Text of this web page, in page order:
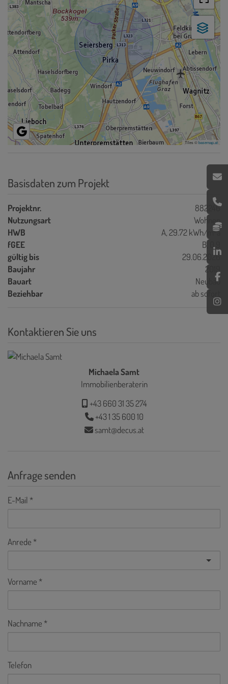
Tiles ©basemap.at
Basisdaten zum Projekt
Projektnr.
882246
Nutzungsart
Wohnen
HWB
A, 29.72 kWh/m2a
fGEE
B, 0,9
gültig bis
29.06.2026
Baujahr
2019
Bauart
Neubau
Beziehbar
ab sofort
Kontaktieren Sie uns
Michaela Samt
Immobilienberaterin
+43 660 31 35 274
+43 1 35 600 10
samt@decus.at
Anfrage senden
E-Mail
Anrede
Vorname
Nachname
Telefon